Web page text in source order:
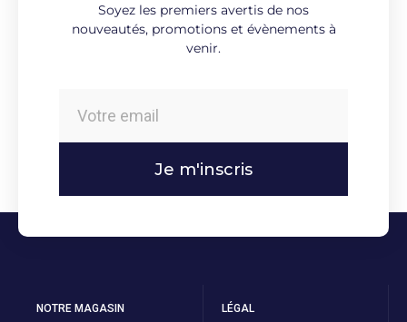
Soyez les premiers avertis de nos
nouveautés, promotions et évènements à
venir.
Je m'inscris
NOTRE MAGASIN LÉGAL